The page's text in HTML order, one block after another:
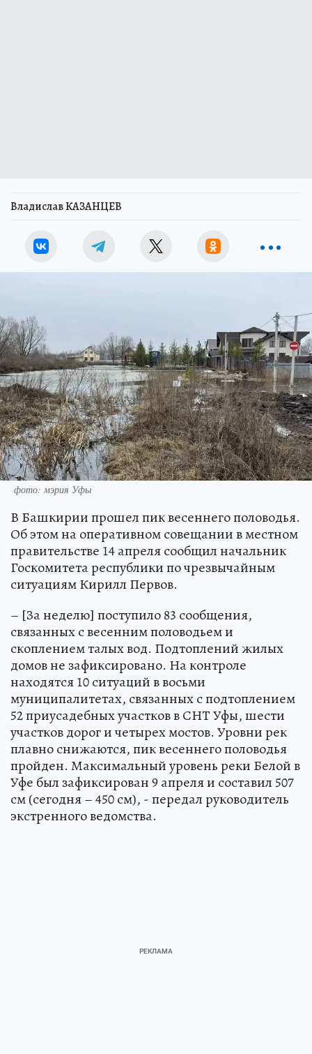
Владислав КАЗАНЦЕВ
фото: мэрия Уфы
В Башкирии прошел пик весеннего половодья.
Об этом на оперативном совещании в местном
правительстве 14 апреля сообщил начальник
Госкомитета республики по чрезвычайным
ситуациям Кирилл Первов.
– [За неделю] поступило 83 сообщения,
связанных с весенним половодьем и
скоплением талых вод. Подтоплений жилых
домов не зафиксировано. На контроле
находятся 10 ситуаций в восьми
муниципалитетах, связанных с подтоплением
52 приусадебных участков в СНТ Уфы, шести
участков дорог и четырех мостов. Уровни рек
плавно снижаются, пик весеннего половодья
пройден. Максимальный уровень реки Белой в
Уфе был зафиксирован 9 апреля и составил 507
см (сегодня – 450 см), - передал руководитель
экстренного ведомства.